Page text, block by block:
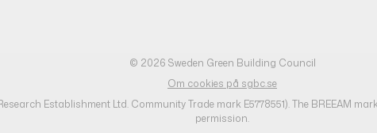
© 2026 Sweden Green Building Council
Om cookies på sgbc.se
Establishment Ltd. Community Trade mark E5778551). The BREEAM
permission.